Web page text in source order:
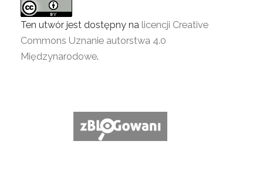
Ten utwór jest dostępny na licencji Creative
Commons Uznanie autorstwa 4.0
Międzynarodowe.